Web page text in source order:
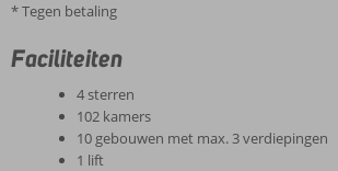
* Tegen betaling
Faciliteiten
4 sterren
102 kamers
10 gebouwen met max. 3 verdiepingen
1 lift